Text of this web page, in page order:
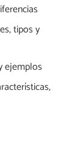
tipos y
ejemplos